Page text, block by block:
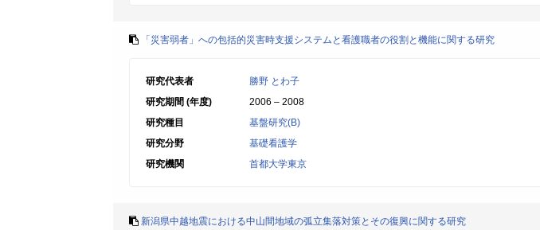
「災害弱者」への包括的災害時支援システムと看護職者の役割と機能に関する研究
研究代表者
勝野 とわ子
研究期間 (年度)
2006 – 2008
研究種目
基盤研究(B)
研究分野
基礎看護学
研究機関
首都大学東京
新潟県中越地震における中山間地域の弧立集落対策とその復興に関する研究